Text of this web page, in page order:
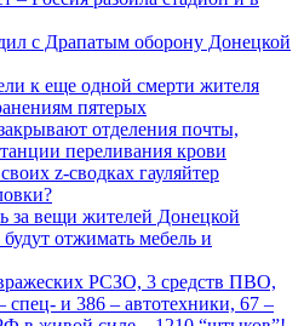
с Драпатым оборону Донецкой
к еще одной смерти жителя
пятерых
отделения почты,
переливания крови
z-сводках гауляйтер
за вещи жителей Донецкой
отжимать мебель и
РСЗО, 3 средств ПВО,
спец- и 386 – автотехники, 67 –